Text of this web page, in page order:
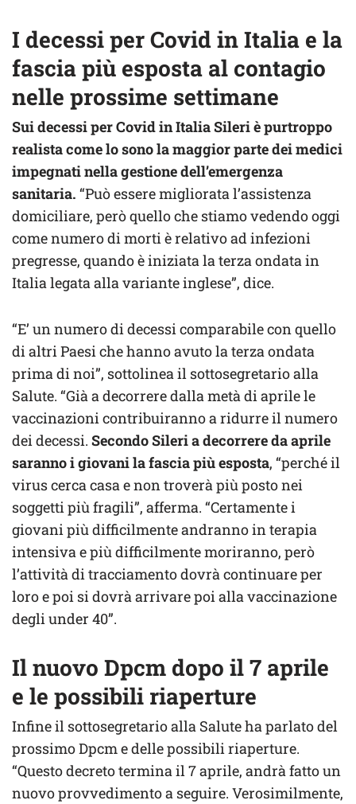
I decessi per Covid in Italia e la
fascia più esposta al contagio
nelle prossime settimane
Sui decessi per Covid in Italia Sileri è purtroppo
realista come lo sono la maggior parte dei medici
impegnati nella gestione dell’emergenza
sanitaria. “Può essere migliorata l’assistenza
domiciliare, però quello che stiamo vedendo oggi
come numero di morti è relativo ad infezioni
pregresse, quando è iniziata la terza ondata in
Italia legata alla variante inglese”, dice.
“E’ un numero di decessi comparabile con quello
di altri Paesi che hanno avuto la terza ondata
prima di noi”, sottolinea il sottosegretario alla
Salute. “Già a decorrere dalla metà di aprile le
vaccinazioni contribuiranno a ridurre il numero
dei decessi. Secondo Sileri a decorrere da aprile
saranno i giovani la fascia più esposta, “perché il
virus cerca casa e non troverà più posto nei
soggetti più fragili”, afferma. “Certamente i
giovani più difficilmente andranno in terapia
intensiva e più difficilmente moriranno, però
l’attività di tracciamento dovrà continuare per
loro e poi si dovrà arrivare poi alla vaccinazione
degli under 40”.
Il nuovo Dpcm dopo il 7 aprile
e le possibili riaperture
Infine il sottosegretario alla Salute ha parlato del
prossimo Dpcm e delle possibili riaperture.
“Questo decreto termina il 7 aprile, andrà fatto un
nuovo provvedimento a seguire. Verosimilmente,